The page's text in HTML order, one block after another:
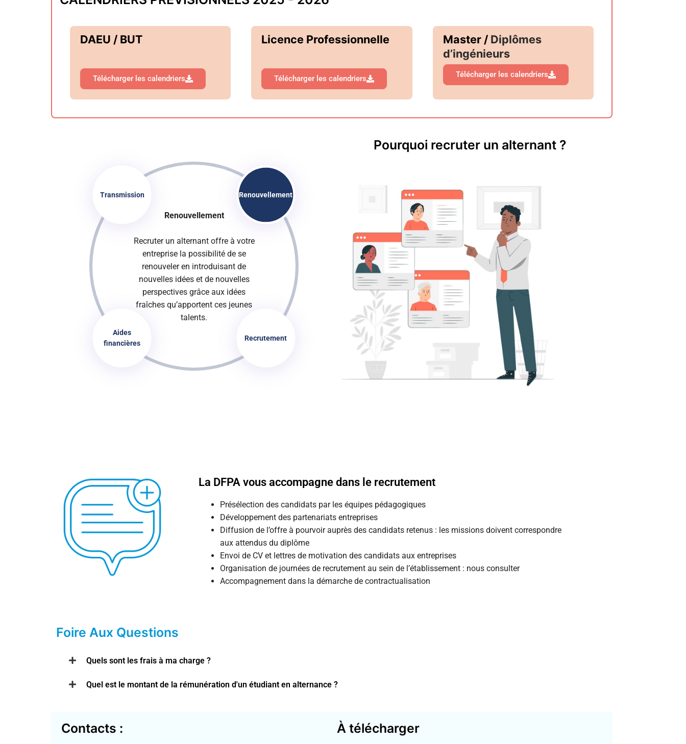
DAEU / BUT
Télécharger les calendriers
Licence Professionnelle
Télécharger les calendriers
Master / Diplômes
d’ingénieurs
Télécharger les calendriers
Transmission Renouvellement
Renouvellement
Recruter un alternant offre à votre
entreprise la possibilité de se
renouveler en introduisant de
nouvelles idées et de nouvelles
perspectives grâce aux idées
fraîches qu’apportent ces jeunes
talents.
Recrutement
Aides
financières
Pourquoi recruter un alternant ?
La DFPA vous accompagne dans le recrutement
Présélection des candidats par les équipes pédagogiques
Développement des partenariats entreprises
Diffusion de l’offre à pourvoir auprès des candidats retenus : les missions doivent correspondre
aux attendus du diplôme
Envoi de CV et lettres de motivation des candidats aux entreprises
Organisation de journées de recrutement au sein de l’établissement : nous consulter
Accompagnement dans la démarche de contractualisation
Foire Aux Questions
Quels sont les frais à ma charge ?
Quel est le montant de la rémunération d'un étudiant en alternance ?
Contacts : À télécharger